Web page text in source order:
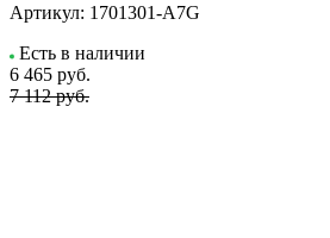
Артикул: 1701301-A7G
Есть в наличии
6 465 руб.
7 112 руб.